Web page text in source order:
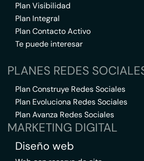
Plan Visibilidad
Plan Integral
Plan Contacto Activo
Te puede interesar
PLANES REDES
Plan Construye Redes Sociales
Plan Evoluciona Redes Sociales
Plan Avanza Redes Sociales
MARKETING DIGITAL
Diseño web